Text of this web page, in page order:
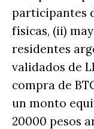
participantes
físicas, (ii)
residentes
validados de
compra de
un monto
20000 pesos